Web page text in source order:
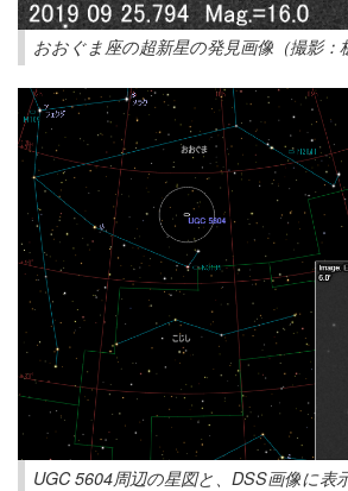
おおぐま座の超新星の発見画像（撮影：
UGC 5604周辺の星図と、DSS画像に表